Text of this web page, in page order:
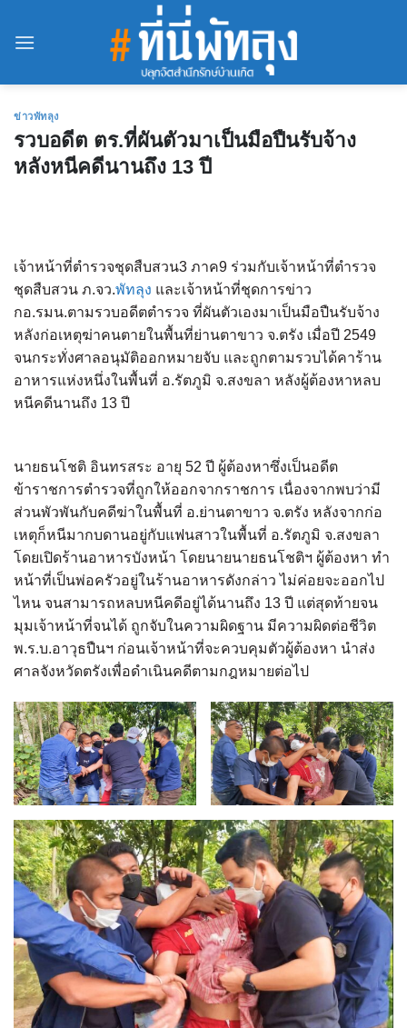
ข่าวพัทลุง
รวบอดีต ตร.ที่ผันตัวมาเป็นมือปืนรับจ้าง
หลังหนีคดีนานถึง 13 ปี
เจ้าหน้าที่ตำรวจชุดสืบสวน3 ภาค9 ร่วมกับเจ้าหน้าที่ตำรวจ
ชุดสืบสวน ภ.จว.พัทลุง และเจ้าหน้าที่ชุดการข่าว
กอ.รมน.ตามรวบอดีตตำรวจ ที่ผันตัวเองมาเป็นมือปืนรับจ้าง
หลังก่อเหตุฆ่าคนตายในพื้นที่ย่านตาขาว จ.ตรัง เมื่อปี 2549
จนกระทั่งศาลอนุมัติออกหมายจับ และถูกตามรวบได้คาร้าน
อาหารแห่งหนึ่งในพื้นที่ อ.รัตภูมิ จ.สงขลา หลังผู้ต้องหาหลบ
หนีคดีนานถึง 13 ปี
นายธนโชติ อินทรสระ อายุ 52 ปี ผู้ต้องหาซึ่งเป็นอดีต
ข้าราชการตำรวจที่ถูกให้ออกจากราชการ เนื่องจากพบว่ามี
ส่วนพัวพันกับคดีฆ่าในพื้นที่ อ.ย่านตาขาว จ.ตรัง หลังจากก่อ
เหตุก็หนีมากบดานอยู่กับแฟนสาวในพื้นที่ อ.รัตภูมิ จ.สงขลา
โดยเปิดร้านอาหารบังหน้า โดยนายนายธนโชติฯ ผู้ต้องหา ทำ
หน้าที่เป็นพ่อครัวอยู่ในร้านอาหารดังกล่าว ไม่ค่อยจะออกไป
ไหน จนสามารถหลบหนีคดีอยู่ได้นานถึง 13 ปี แต่สุดท้ายจน
มุมเจ้าหน้าที่จนได้ ถูกจับในความผิดฐาน มีความผิดต่อชีวิต
พ.ร.บ.อาวุธปืนฯ ก่อนเจ้าหน้าที่จะควบคุมตัวผู้ต้องหา นำส่ง
ศาลจังหวัดตรังเพื่อดำเนินคดีตามกฎหมายต่อไป